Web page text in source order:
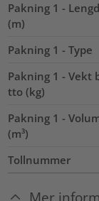
Pakning 1 -
(m)
Pakning 1 - Type
Pakning 1 - Vekt
tto (kg)
Pakning 1 -
(m³)
Tollnummer
Mer